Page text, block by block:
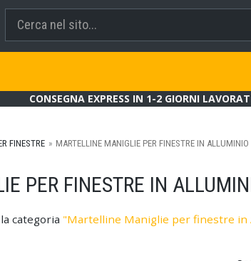
CONSEGNA EXPRESS IN 1-2 GIORNI
FINESTRE MARTELLINE MANIGLIE PER FINESTRE IN
PER FINESTRE IN
categoria "Martelline Maniglie per finestre in